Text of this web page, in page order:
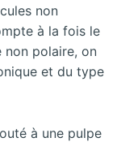
non
à la fois le
non polaire, on
et du type
à une pulpe